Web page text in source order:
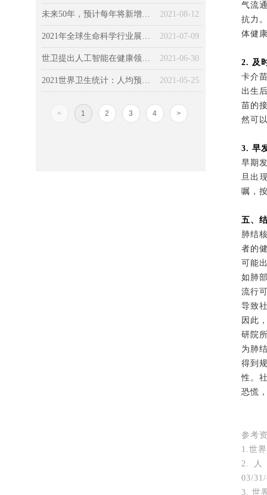
气流
抗力
体健
2. 及
卡介
出生
苗的
然可
3. 早
早期
旦出
嘱，
五、
肺结
者的
可能
如肺
流行
导致
因此
研院
为肺
得到
性。
恐慌
参考
1.世
2.
03/
3. 世
2021-08-12
未来50年，预计每年将新增3400万癌症病例，癌症患者数翻倍！
2021-07-09
2021年全球生命科学行业展望：让可能成为现实，保持发展势头
2021-06-30
世卫提出人工智能在健康领域的道德使用的六个关键原则
2021-05-25
2021世界卫生统计：人均预期寿命超77岁，16％因慢病过早死亡
< 1 2 3 4 >